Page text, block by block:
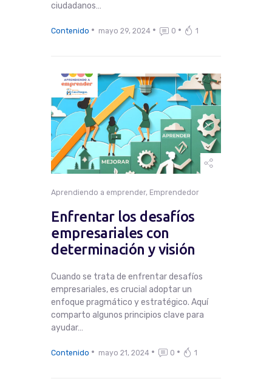
ciudadanos…
Contenido mayo 29, 2024 0 1
Aprendiendo a emprender, Emprendedor
Enfrentar los desafíos
empresariales con
determinación y visión
Cuando se trata de enfrentar desafíos
empresariales, es crucial adoptar un
enfoque pragmático y estratégico. Aquí
comparto algunos principios clave para
ayudar…
Contenido mayo 21, 2024 0 1